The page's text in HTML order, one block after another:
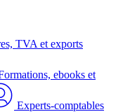
TVA et exports
ebooks et
Experts-comptables